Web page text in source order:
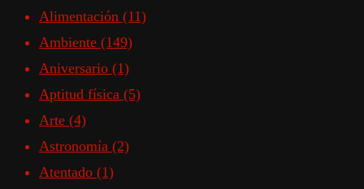
Alimentación (11)
Ambiente (149)
Aniversario (1)
Aptitud física (5)
Arte (4)
Astronomía (2)
Atentado (1)